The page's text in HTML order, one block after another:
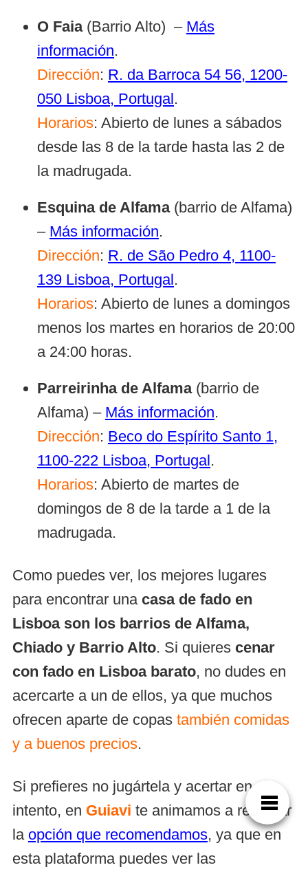
O Faia(Barrio Alto) – Más
información.
Dirección: R. da Barroca 54 56, 1200-
050 Lisboa, Portugal .
Horarios: Abierto de lunes a sábados
desde las 8 de la tarde hasta las 2 de
la madrugada.
Esquina de Alfama(barrio de Alfama)
– Más información.
Dirección: R. de São Pedro 4, 1100-
139 Lisboa, Portugal .
Horarios: Abierto de lunes a domingos
menos los martes en horarios de 20:00
a 24:00 horas.
Parreirinha de Alfama(barrio de
Alfama) – Más información.
Dirección: Beco do Espírito Santo 1,
1100-222 Lisboa, Portugal .
Horarios: Abierto de martes de
domingos de 8 de la tarde a 1 de la
madrugada.
Como puedes ver, los mejores lugares
para encontrar una casa de fado en
Lisboa son los barrios de Alfama,
Chiado y Barrio Alto. Si quieres cenar
con fado en Lisboa barato, no dudes en
acercarte a un de ellos, ya que muchos
ofrecen aparte de copas también comidas
y a buenos precios.
Si prefieres no jugártela y acertar en el
intento, en Guiavi te animamos a reservar
la opción que recomendamos, ya que en
esta plataforma puedes ver las